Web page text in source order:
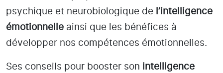
psychique et neurobiologique de l’intelligence
émotionnelle ainsi que les bénéfices à
développer nos compétences émotionnelles.
Ses conseils pour booster son intelligence